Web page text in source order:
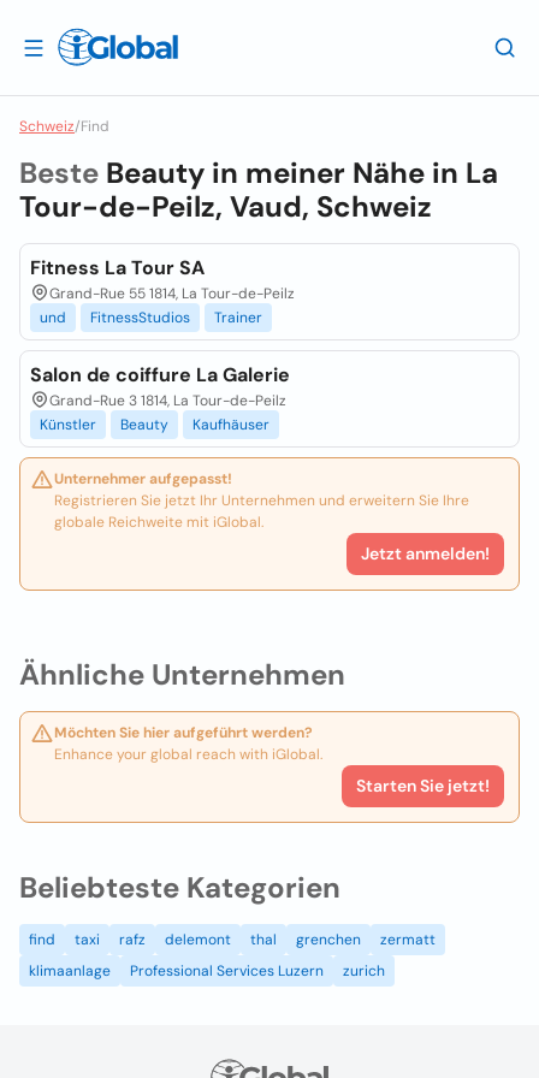
Schweiz/Find
Ähnliche Unternehmen
Möchten Sie hier aufgeführt werden?
Enhance your global reach with iGlobal.
Starten Sie jetzt!
Beste Beauty in meiner Nähe in La
Tour-de-Peilz, Vaud, Schweiz
Fitness La Tour SA
Grand-Rue 55 1814, La Tour-de-Peilz
und
FitnessStudios Trainer
Salon de coiffure La Galerie
Grand-Rue 3 1814, La Tour-de-Peilz
Künstler
Beauty Kaufhäuser
Unternehmer aufgepasst!
Registrieren Sie jetzt Ihr Unternehmen und erweitern Sie Ihre
globale Reichweite mit iGlobal.
Jetzt anmelden!
Beliebteste Kategorien
find taxi rafz delemont thal grenchen
zermatt
klimaanlage
Professional Services Luzern zurich